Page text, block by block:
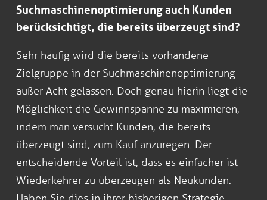
Suchmaschinenoptimierung auch Kunden
berücksichtigt, die bereits überzeugt sind?
Sehr häufig wird die bereits vorhandene
Zielgruppe in der Suchmaschinenoptimierung
außer Acht gelassen. Doch genau hierin liegt die
Möglichkeit die Gewinnspanne zu maximieren,
indem man versucht Kunden, die bereits
überzeugt sind, zum Kauf anzuregen. Der
entscheidende Vorteil ist, dass es einfacher ist
Wiederkehrer zu überzeugen als Neukunden.